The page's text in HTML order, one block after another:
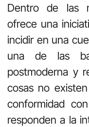
Dentro de las
ofrece una
incidir en una
una de las
postmoderna y
cosas no
conformidad
responden a la